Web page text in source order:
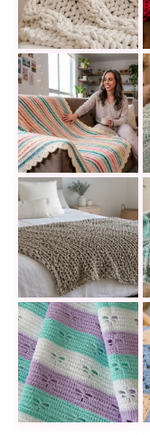
Teje con tus
Manta a crochet
Cómo tejer una
Manta libélulas